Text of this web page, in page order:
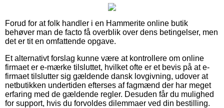
Forud for at folk handler i en Hammerite online butik
behøver man de facto få overblik over dens betingelser, men
det er tit en omfattende opgave.
Et alternativt forslag kunne være at kontrollere om online
firmaet er e-mærke tilsluttet, hvilket ofte er et bevis på at e-
firmaet tilslutter sig gældende dansk lovgivning, udover at
netbutikken undertiden efterses af fagmænd der har meget
erfaring med de gældende regler. Desuden får du mulighed
for support, hvis du forvoldes dilemmaer ved din bestilling.